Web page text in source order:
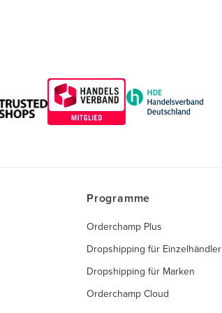
Programme
Orderchamp Plus
Dropshipping für Einzelhändler
Dropshipping für Marken
Orderchamp Cloud